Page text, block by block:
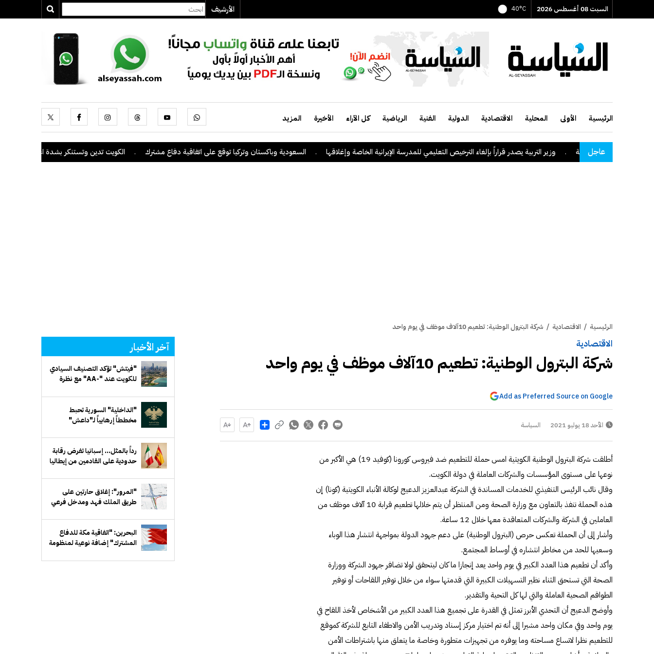
السبت 08 أغسطس 2026 40°C الأرشيف
الرئيسية الأولى المحلية الاقتصادية الدولية الفنية الرياضية كل الآراء الأخيرة المزيد
عاجل
نجران السعودية وزير التربية يصدر قراراً بإلغاء الترخيص التعليمي للمدرسة الإيرانية الخاصة وإغلاقها . السعودية وباكستان وتركيا توقع على اتفاقية دفاع مشترك . الكويت تدين وتستنكر بشدة اعتداءات ميليشيا
الرئيسية / الاقتصادية / شركة البترول الوطنية: تطعيم 10آلاف موظف في يوم واحد
الاقتصادية
شركة البترول الوطنية: تطعيم 10آلاف موظف في يوم واحد
Add as Preferred Source on Google
الأحد 18 يوليو 2021 السياسة Share
أطلقت شركة البترول الوطنية الكويتية امس حملة للتطعيم ضد فيروس كورونا (كوفيد 19) هي الأكبر من
نوعها على مستوى المؤسسات والشركات العاملة في دولة الكويت.
وقال نائب الرئيس التنفيذي للخدمات المساندة في الشركة عبدالعزيز الدعيج لوكالة الأنباء الكويتية (كونا) إن
هذه الحملة تنفذ بالتعاون مع وزارة الصحة ومن المنتظر أن يتم خلالها تطعيم قرابة 10 آلاف موظف من
العاملين في الشركة والشركات المتعاقدة معها خلال 12 ساعة.
وأشار إلى أن الحملة تعكس حرص (البترول الوطنية) على دعم جهود الدولة بمواجهة انتشار هذا الوباء
وسعيها للحد من مخاطر انتشاره في أوساط المجتمع.
وأكد أن تطعيم هذا العدد الكبير في يوم واحد يعد إنجازا ما كان ليتحقق لولا تضافر جهود الشركة ووزارة
الصحة التي تستحق الثناء نظير التسهيلات الكبيرة التي قدمتها سواء من خلال توفير اللقاحات أو توفير
الطواقم الصحية العاملة والتي لها كل التحية والتقدير.
وأوضح الدعيج أن التحدي الأبرز تمثل في القدرة على تجميع هذا العدد الكبير من الأشخاص لأخذ اللقاح في
يوم واحد وفي مكان واحد مشيرا إلى أنه تم اختيار مركز إسناد وتدريب الأمن والاطفاء التابع للشركة كموقع
للتطعيم نظرا لاتساع مساحته وما يوفره من تجهيزات متطورة وخاصة ما يتعلق منها باشتراطات الأمن
آخر الأخبار
"فيتش" تؤكد التصنيف السيادي
للكويت عند "-AA" مع نظرة
"الداخلية" السورية تحبط
مخططاً إرهابياً لـ"داعش"
دمشق
رداً بالمثل... إسبانيا تفرض رقابة
حدودية على القادمين من إيطاليا
"المرور": إغلاق حارتين على
طريق الملك فهد ومدخل فرعي
البحرين: "اتفاقية مكة للدفاع
المشترك" إضافة نوعية لمنظومة